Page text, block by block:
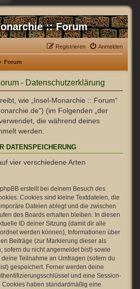
:: Forum
Anmelden
Registrieren
Forum
- Datenschutzerklärung
wie „Insel-Monarchie :: Forum“
(im Folgenden „der
die während deines
werden.
DATENSPEICHERUNG
vier verschiedene Arten
erstellt bei deinem Besuch des
Cookies sind kleine Textdateien, die
Dateien ablegt und die zwischen
des Boards erhalten bleiben. In diesen
ID deiner Sitzung (damit dir alle
werden können), Informationen über
Beiträge (zur Markierung dieser als
sofern du nicht angemeldet bist) sowie
deine Teilnahme an Umfragen (sofern du
gespeichert. Ferner werden deine
und eine Session-
Cookies haben standardmäßig eine